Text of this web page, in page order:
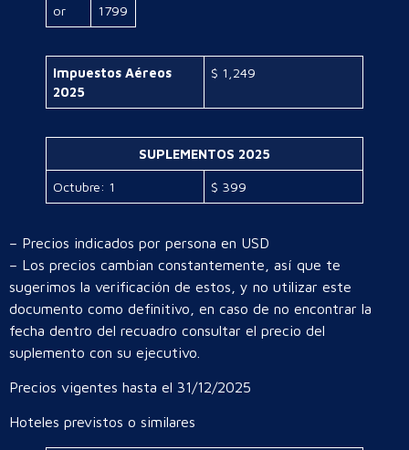
or
1799
Impuestos Aéreos
2025
$ 1,249
SUPLEMENTOS 2025
Octubre: 1 $ 399
– Precios indicados por persona en USD
– Los precios cambian constantemente, así que te
sugerimos la verificación de estos, y no utilizar este
documento como definitivo, en caso de no encontrar la
fecha dentro del recuadro consultar el precio del
suplemento con su ejecutivo.
Precios vigentes hasta el 31/12/2025
Hoteles previstos o similares